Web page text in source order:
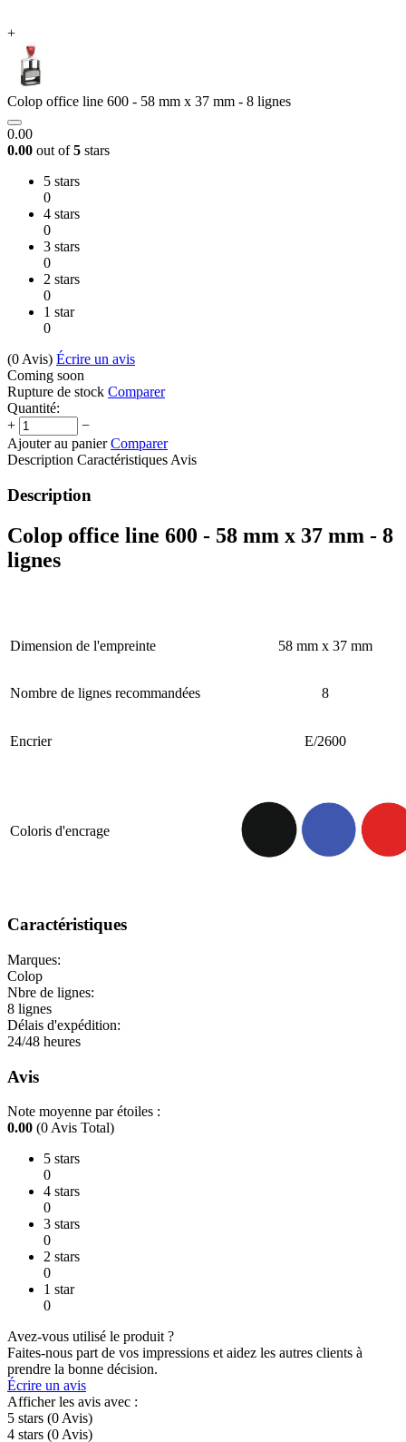
+
Colop office line 600 - 58 mm x 37 mm - 8 lignes
0.00
0.00 out of5 stars
5 stars
0
4 stars
0
3 stars
0
2 stars
0
1 star
0
(0 Avis) Écrire un avis
Coming soon
Rupture de stock Comparer
Quantité:
+
−
Ajouter au panier Comparer
Description Caractéristiques Avis
Description
Colop office line 600 - 58 mm x 37 mm - 8
lignes
Dimension de l'empreinte 58 mm x 37 mm
Nombre de lignes recommandées 8
Encrier E/2600
Coloris d'encrage
Caractéristiques
Marques:
Colop
Nbre de lignes:
8 lignes
Délais d'expédition:
24/48 heures
Avis
Note moyenne par étoiles :
0.00 (0 Avis Total)
5 stars
0
4 stars
0
3 stars
0
2 stars
0
1 star
0
Avez-vous utilisé le produit ?
Faites-nous part de vos impressions et aidez les autres clients à
prendre la bonne décision.
Écrire un avis
Afficher les avis avec :
5 stars (0Avis)
4 stars (0Avis)